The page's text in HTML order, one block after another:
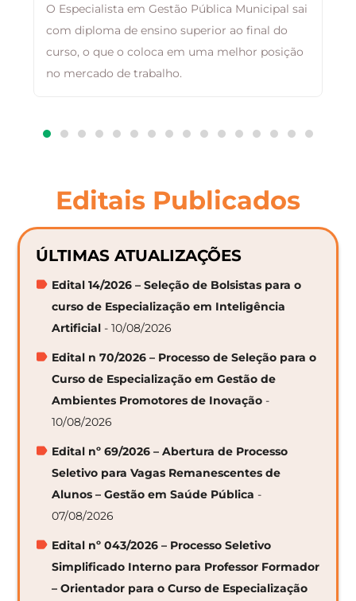
O Especialista em Gestão Pública Municipal sai
com diploma de ensino superior ao final do
curso, o que o coloca em uma melhor posição
no mercado de trabalho.
Editais Publicados
ÚLTIMAS ATUALIZAÇÕES
Edital 14/2026 – Seleção de Bolsistas para o
curso de Especialização em Inteligência
Artificial - 10/08/2026
Edital n 70/2026 – Processo de Seleção para o
Curso de Especialização em Gestão de
Ambientes Promotores de Inovação -
10/08/2026
Edital nº 69/2026 – Abertura de Processo
Seletivo para Vagas Remanescentes de
Alunos – Gestão em Saúde Pública -
07/08/2026
Edital nº 043/2026 – Processo Seletivo
Simplificado Interno para Professor Formador
– Orientador para o Curso de Especialização